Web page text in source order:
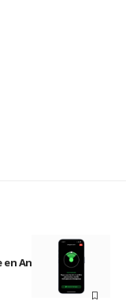
en Andorra e